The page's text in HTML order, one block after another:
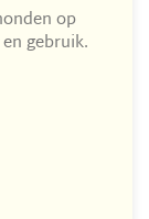
op
gebruik.